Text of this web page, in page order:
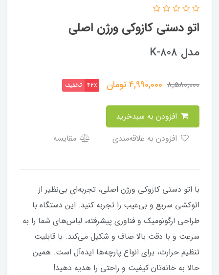
اتو دستی کازوکی ورژن اصلی
مدل K-808
8,580,000
4,990,000تومان 42٪ تخفیف
مقایسه
با اتو دستی کازوکی ورژن اصلی، تجربه‌ای بی‌نظیر از
اتوکشی سریع و بی‌عیب را تجربه کنید. این دستگاه با
طراحی ارگونومیک و فناوری پیشرفته، لباس‌های شما را به
سرعت و با دقت بالا صاف و شکیل می‌کند. با قابلیت
تنظیم حرارت، برای انواع پارچه‌ها ایده‌آل است. همین
حالا به خانه‌تان کیفیت و راحتی را هدیه دهید!